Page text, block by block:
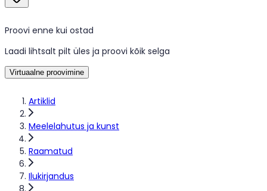
Artiklid
Meelelahutus ja kunst
Raamatud
Ilukirjandus
Proovi enne kui ostad
Laadi lihtsalt pilt üles ja proovi kõik selga
Virtuaalne proovimine